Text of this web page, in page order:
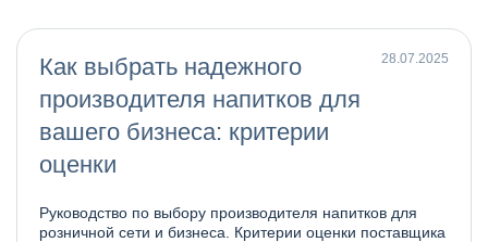
Как выбрать надежного
производителя напитков для
вашего бизнеса: критерии
оценки
28.07.2025
Руководство по выбору производителя напитков для
розничной сети и бизнеса. Критерии оценки поставщика